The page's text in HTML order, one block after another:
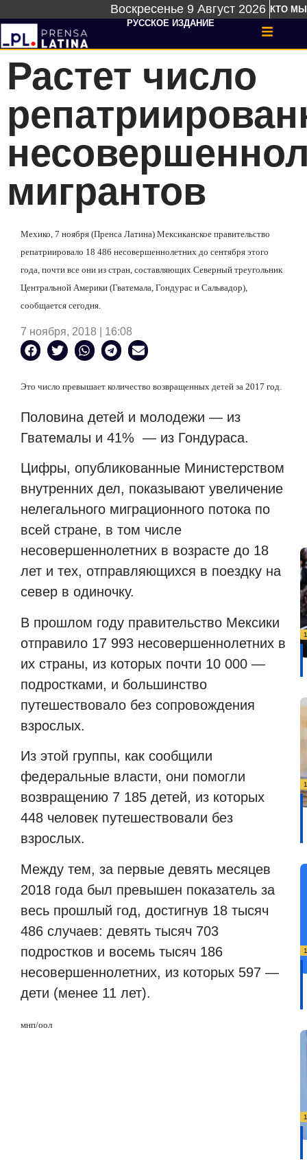
Воскресенье 9 Август 2026 КТО МЫ
РУССКОЕ ИЗДАНИЕ
Растет число
мигрантов
Мехико, 7 ноября (Пренса Латина) Мексиканское правительство
репатриировало 18 486 несовершеннолетних до сентября этого
года, почти все они из стран, составляющих Северный треугольник
Центральной Америки (Гватемала, Гондурас и Сальвадор),
сообщается сегодня.
7 ноября, 2018 | 16:08
Это число превышает количество возвращенных детей за 2017 год.
Половина детей и молодежи — из
Гватемалы и 41% — из Гондураса.
Цифры, опубликованные Министерством
внутренних дел, показывают увеличение
нелегального миграционного потока по
всей стране, в том числе
несовершеннолетних в возрасте до 18
лет и тех, отправляющихся в поездку на
север в одиночку.
В прошлом году правительство Мексики
отправило 17 993 несовершеннолетних в
их страны, из которых почти 10 000 —
подростками, и большинство
путешествовало без сопровождения
взрослых.
Из этой группы, как сообщили
федеральные власти, они помогли
возвращению 7 185 детей, из которых
448 человек путешествовали без
взрослых.
Между тем, за первые девять месяцев
2018 года был превышен показатель за
весь прошлый год, достигнув 18 тысяч
486 случаев: девять тысяч 703
подростков и восемь тысяч 186
несовершеннолетних, из которых 597 —
дети (менее 11 лет).
мнп/оол